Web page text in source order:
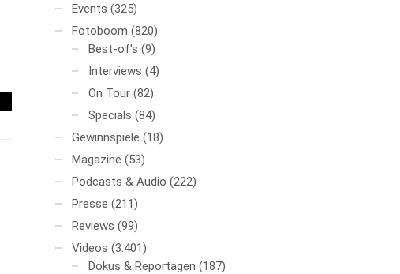
Events (325)
Fotoboom (820)
Best-of's (9)
Interviews (4)
On Tour (82)
Specials (84)
Gewinnspiele (18)
Magazine (53)
Podcasts & Audio (222)
Presse (211)
Reviews (99)
Videos (3.401)
Dokus & Reportagen (187)